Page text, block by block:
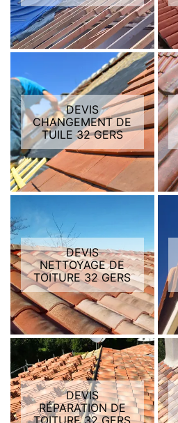
DEVIS
CHANGEMENT DE
TUILE 32 GERS
DEVIS
NETTOYAGE DE
TOITURE 32 GERS
DEVIS
RÉPARATION DE